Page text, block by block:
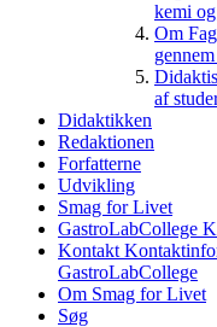
kemi
Om
af
Didaktikken
Redaktionen
Forfatterne
Udvikling
Smag for Livet
GastroLabCollege
Kontakt
GastroLabCollege
Om Smag for Livet
Søg